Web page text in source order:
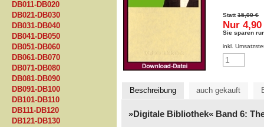
DB011-DB020
DB021-DB030
DB031-DB040
DB041-DB050
DB051-DB060
DB061-DB070
DB071-DB080
DB081-DB090
DB091-DB100
DB101-DB110
DB111-DB120
DB121-DB130
Statt15,00 €
Nur 4,90
Sie sparen
inkl.
Beschreibung auch gekauft
»Digitale Bibliothek« Band 6: